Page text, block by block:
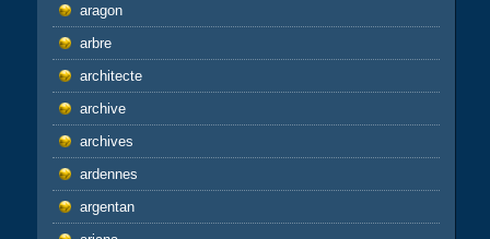
aragon
arbre
architecte
archive
archives
ardennes
argentan